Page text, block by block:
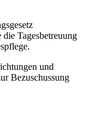
Tagesbetreuung
und
Bezuschussung